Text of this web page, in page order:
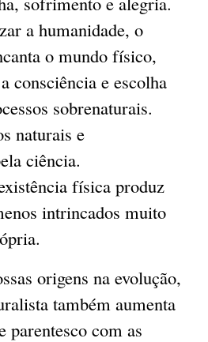
a humanidade, o
o mundo físico,
consciência e escolha
sobrenaturais.
naturais e
ciência.
física produz
intrincados muito
origens na evolução,
também aumenta
parentesco com as